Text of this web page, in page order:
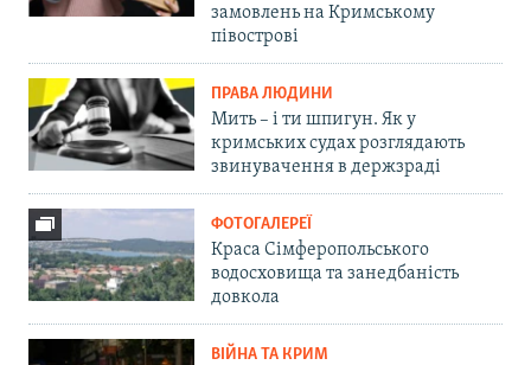
замовлень на Кримському
півострові
ПРАВА ЛЮДИНИ
Мить – і ти шпигун. Як у
кримських судах розглядають
звинувачення в держзраді
ФОТОГАЛЕРЕЇ
Краса Сімферопольського
водосховища та занедбаність
довкола
ВІЙНА ТА КРИМ